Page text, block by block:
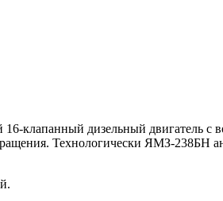
дизельный двигатель с
Технологически ЯМЗ-238БН